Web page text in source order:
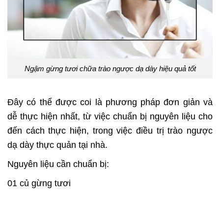
Ngậm gừng tươi chữa trào ngược dạ dày hiệu quả tốt
Đây có thể được coi là phương pháp đơn giản và
dễ thực hiện nhất, từ việc chuẩn bị nguyên liệu cho
đến cách thực hiện, trong việc điều trị trào ngược
dạ dày thực quản tại nhà.
Nguyên liệu cần chuẩn bị:
01 củ gừng tươi